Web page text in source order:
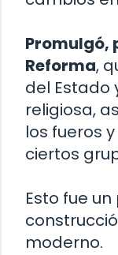
Promulgó,
Reforma,
del Estado
religiosa,
los fueros
ciertos
Esto fue
moderno.